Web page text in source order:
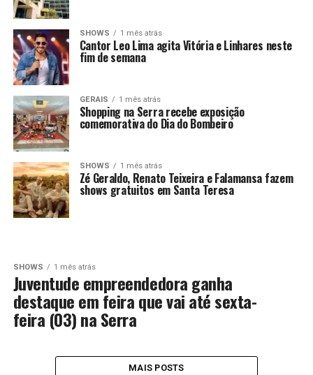
SHOWS 1 mês atrás
Cantor Leo Lima agita Vitória e Linhares neste
fim de semana
GERAIS 1 mês atrás
Shopping na Serra recebe exposição
comemorativa do Dia do Bombeiro
SHOWS 1 mês atrás
Zé Geraldo, Renato Teixeira e Falamansa fazem
shows gratuitos em Santa Teresa
SHOWS 1 mês atrás
Juventude empreendedora ganha
destaque em feira que vai até sexta-
feira (03) na Serra
MAIS POSTS